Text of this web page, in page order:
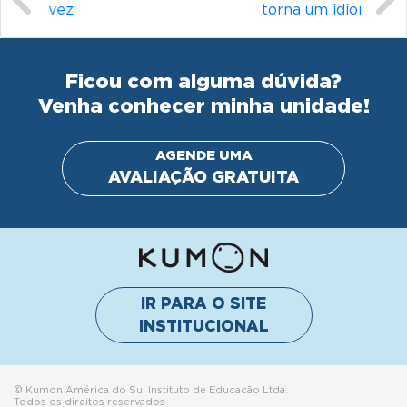
torna um idioma desafiador?
Ficou com alguma dúvida?
Venha conhecer minha unidade!
AGENDE UMA
AVALIAÇÃO GRATUITA
IR PARA O SITE
INSTITUCIONAL
© Kumon América do Sul Instituto de Educacão Ltda.
Todos os direitos reservados